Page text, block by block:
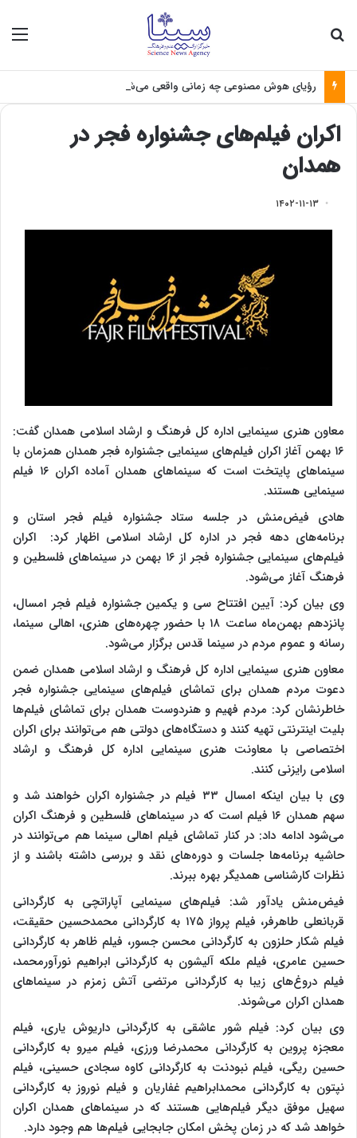
رؤیای هوش مصنوعی چه زمانی واقعی می‌شود؟
اکران فیلم‌های جشنواره فجر در
همدان
۱۴۰۲-۱۱-۱۳
معاون هنری سینمایی اداره کل فرهنگ و ارشاد اسلامی همدان گفت:
۱۶ بهمن آغاز اکران فیلم‌های سینمایی جشنواره فجر همدان همزمان با
سینماهای پایتخت است که سینماهای همدان آماده اکران ۱۶ فیلم
سینمایی هستند.
هادی فیض‌منش در جلسه ستاد جشنواره فیلم فجر استان و
برنامه‌های دهه فجر در اداره کل ارشاد اسلامی اظهار کرد: اکران
فیلم‌های سینمایی جشنواره فجر از ۱۶ بهمن در سینماهای فلسطین و
فرهنگ آغاز می‌شود.
وی بیان کرد: آیین افتتاح سی و یکمین جشنواره فیلم فجر امسال،
پانزدهم بهمن‌ماه ساعت ۱۸ با حضور چهره‌های هنری، اهالی سینما،
رسانه و عموم مردم در سینما قدس برگزار می‌شود.
معاون هنری سینمایی اداره کل فرهنگ و ارشاد اسلامی همدان ضمن
دعوت مردم همدان برای تماشای فیلم‌های سینمایی جشنواره فجر
خاطرنشان کرد: مردم فهیم و هنردوست همدان برای تماشای فیلم‌ها
بلیت اینترنتی تهیه کنند و دستگاه‌های دولتی هم می‌توانند برای اکران
اختصاصی با معاونت هنری سینمایی اداره کل فرهنگ و ارشاد
اسلامی رایزنی کنند.
وی با بیان اینکه امسال ۳۳ فیلم در جشنواره اکران خواهند شد و
سهم همدان ۱۶ فیلم است که در سینماهای فلسطین و فرهنگ اکران
می‌شود ادامه داد: در کنار تماشای فیلم اهالی سینما هم می‌توانند در
حاشیه برنامه‌ها جلسات و دوره‌‌های نقد و بررسی داشته باشند و از
نظرات کارشناسی همدیگر بهره ببرند.
فیض‌منش یادآور شد: فیلم‌های سینمایی آپاراتچی به کارگردانی
قربانعلی طاهرفر، فیلم پرواز ۱۷۵ به کارگردانی محمدحسین حقیقت،
فیلم شکار حلزون به کارگردانی محسن جسور، فیلم ظاهر به کارگردانی
حسین عامری، فیلم ملکه آلیشون به کارگردانی ابراهیم نورآورمحمد،
فیلم دروغ‌های زیبا به کارگردانی مرتضی آتش زمزم در سینماهای
همدان اکران می‌شوند.
وی بیان کرد: فیلم شور عاشقی به کارگردانی داریوش یاری، فیلم
معجزه پروین به کارگردانی محمدرضا ورزی، فیلم میرو به کارگردانی
حسین ریگی، فیلم نبودنت به کارگردانی کاوه سجادی حسینی، فیلم
نپتون به کارگردانی محمدابراهیم غفاریان و فیلم نوروز به کارگردانی
سهیل موفق دیگر فیلم‌هایی هستند که در سینماهای همدان اکران
خواهد شد که در زمان پخش امکان جابجایی فیلم‌ها هم وجود دارد.